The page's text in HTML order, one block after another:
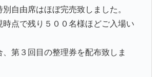
自由席はほぼ完売致しました。
点で残り５００名様ほどご入場い
第３回目の整理券を配布致しま